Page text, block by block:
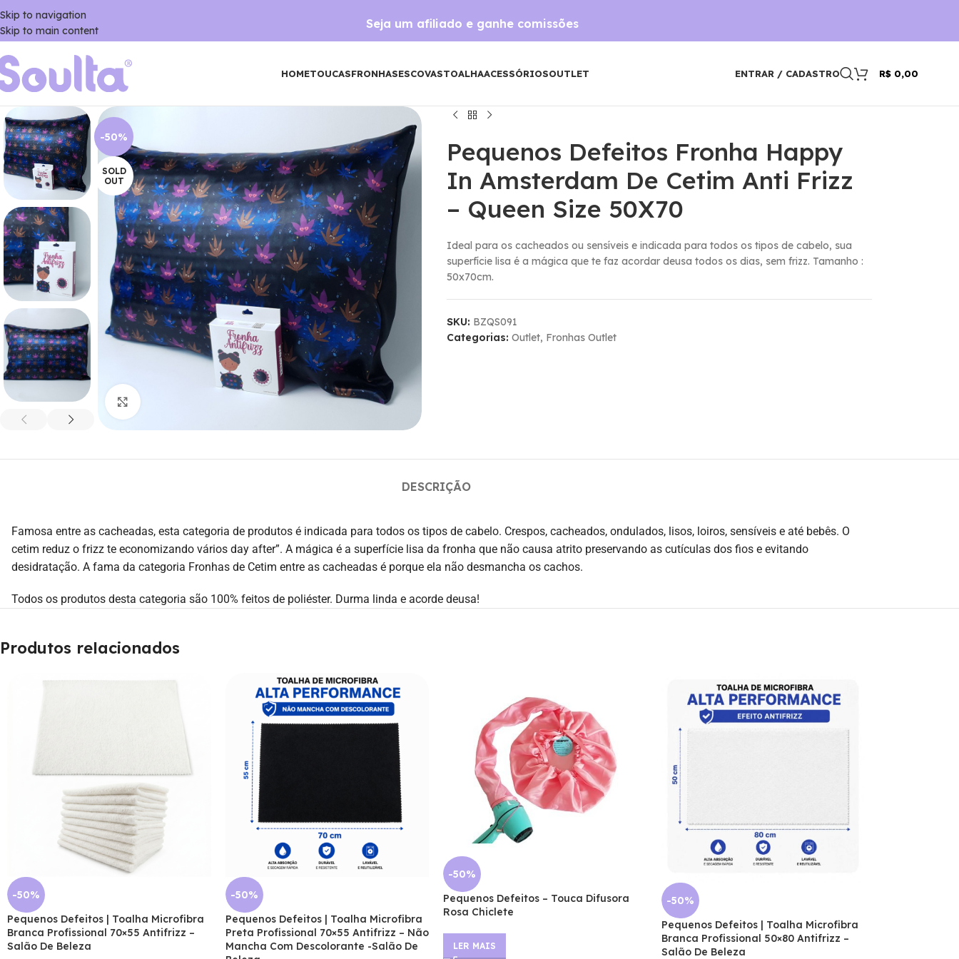
Skip to navigation
Skip to main content
Seja um afiliado e ganhe comissões
HOMETOUCASFRONHASESCOVASTOALHAACESSÓRIOSOUTLET ENTRAR / CADASTRO R$0,00
-50%
SOLD
OUT
Pequenos Defeitos Fronha Happy
In Amsterdam De Cetim Anti Frizz
– Queen Size 50X70
Ideal para os cacheados ou sensíveis e indicada para todos os tipos de cabelo, sua
superfície lisa é a mágica que te faz acordar deusa todos os dias, sem frizz. Tamanho :
50x70cm.
SKU: BZQS091
Categorias: Outlet, Fronhas Outlet
DESCRIÇÃO
Famosa entre as cacheadas, esta categoria de produtos é indicada para todos os tipos de cabelo. Crespos, cacheados, ondulados, lisos, loiros, sensíveis e até bebês. O
cetim reduz o frizz te economizando vários day after”. A mágica é a superfície lisa da fronha que não causa atrito preservando as cutí­culas dos fios e evitando
desidratação. A fama da categoria Fronhas de Cetim entre as cacheadas é porque ela não desmancha os cachos.
Todos os produtos desta categoria são 100% feitos de poliéster. Durma linda e acorde deusa!
Produtos relacionados
-50%
Pequenos Defeitos | Toalha Microfibra
Branca Profissional 70×55 Antifrizz –
Salão De Beleza
-50%
Pequenos Defeitos | Toalha Microfibra
Preta Profissional 70×55 Antifrizz – Não
Mancha Com Descolorante -Salão De
-50%
Pequenos Defeitos – Touca Difusora
Rosa Chiclete
LER MAIS
-50%
Pequenos Defeitos | Toalha Microfibra
Branca Profissional 50×80 Antifrizz –
Salão De Beleza